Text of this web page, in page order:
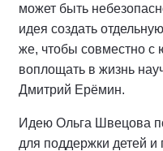
может быть
идея создать
же, чтобы совместно
воплощать в жизнь
Дмитрий Ерёмин.
Идею Ольга Швецова
для поддержки детей и